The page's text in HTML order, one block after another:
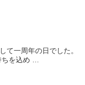
て一周年の日でした。
を込め …